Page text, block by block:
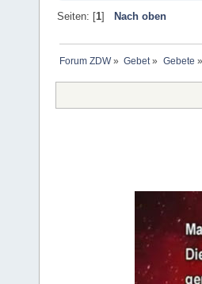
Seiten: [1] Nach oben
Forum ZDW» Gebet » Gebete »